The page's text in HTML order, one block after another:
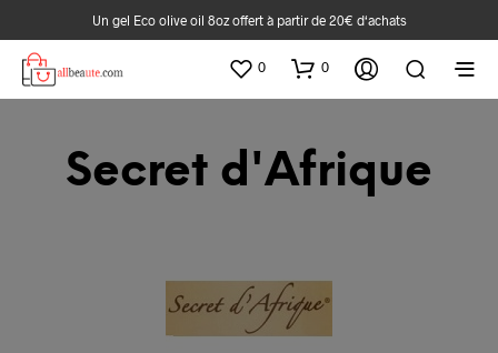
Un gel Eco olive oil 8oz offert à partir de 20€ d‘achats
0 0
Secret d'Afrique